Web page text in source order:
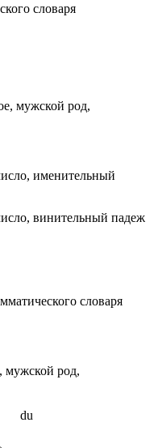
словаря
мужской род,
именительный
винительный падеж
словаря
мужской род,
du